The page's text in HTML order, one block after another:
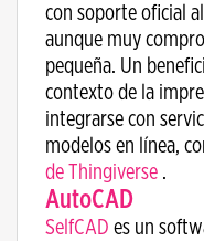
con soporte oficial
aunque muy
pequeña. Un
contexto de la
integrarse con
modelos en línea,
de Thingiverse .
AutoCAD
SelfCAD es un